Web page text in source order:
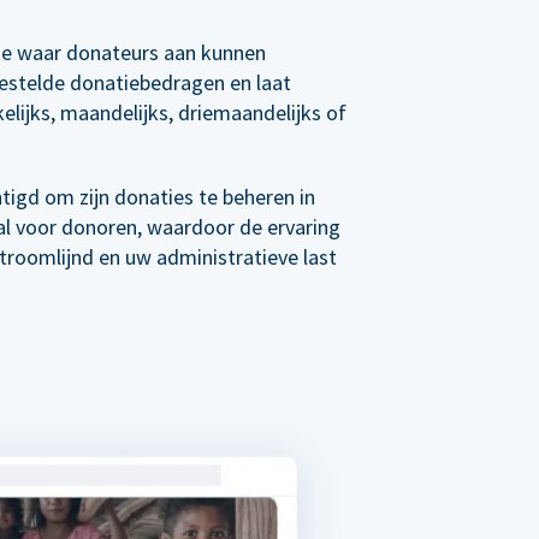
waar donateurs aan kunnen
donatiebedragen en laat
maandelijks, driemaandelijks of
om zijn donaties te beheren in
voor donoren, waardoor de ervaring
en uw administratieve last